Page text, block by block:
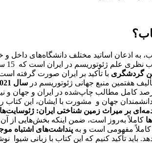
به اذعان اساتید مختلف دانشگاه‌های داخل و
گردشگری با تأکید بر ایران صورت گرفته
هفتمین منبع جهانی ژئوتوریسم در سال 2021
کامل مطالب چاپ‌شده در ایران و جهان و
جهان و مشورت با ایشان، این کتاب
بر میراث زمین شناختی ایران:
کاملاً به‌روز است، ضمن اینکه بخش‌هایی از
مفهومی است و به پنداشت‌های اشتباه
باید تأکید کنیم که این کتاب با زبانی شیوا